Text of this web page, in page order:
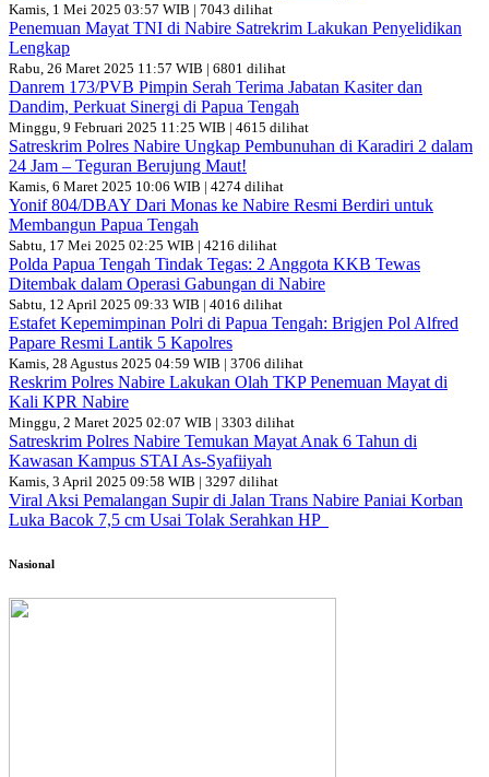
Kamis, 1 Mei 2025 03:57 WIB | 7043 dilihat
Penemuan Mayat TNI di Nabire Satrekrim Lakukan Penyelidikan
Lengkap
Rabu, 26 Maret 2025 11:57 WIB | 6801 dilihat
Danrem 173/PVB Pimpin Serah Terima Jabatan Kasiter dan
Dandim, Perkuat Sinergi di Papua Tengah
Minggu, 9 Februari 2025 11:25 WIB | 4615 dilihat
Satreskrim Polres Nabire Ungkap Pembunuhan di Karadiri 2 dalam
24 Jam – Teguran Berujung Maut!
Kamis, 6 Maret 2025 10:06 WIB | 4274 dilihat
Yonif 804/DBAY Dari Monas ke Nabire Resmi Berdiri untuk
Membangun Papua Tengah
Sabtu, 17 Mei 2025 02:25 WIB | 4216 dilihat
Polda Papua Tengah Tindak Tegas: 2 Anggota KKB Tewas
Ditembak dalam Operasi Gabungan di Nabire
Sabtu, 12 April 2025 09:33 WIB | 4016 dilihat
Estafet Kepemimpinan Polri di Papua Tengah: Brigjen Pol Alfred
Papare Resmi Lantik 5 Kapolres
Kamis, 28 Agustus 2025 04:59 WIB | 3706 dilihat
Reskrim Polres Nabire Lakukan Olah TKP Penemuan Mayat di
Kali KPR Nabire
Minggu, 2 Maret 2025 02:07 WIB | 3303 dilihat
Satreskrim Polres Nabire Temukan Mayat Anak 6 Tahun di
Kawasan Kampus STAI As-Syafiiyah
Kamis, 3 April 2025 09:58 WIB | 3297 dilihat
Viral Aksi Pemalangan Supir di Jalan Trans Nabire Paniai Korban
Luka Bacok 7,5 cm Usai Tolak Serahkan HP
Nasional